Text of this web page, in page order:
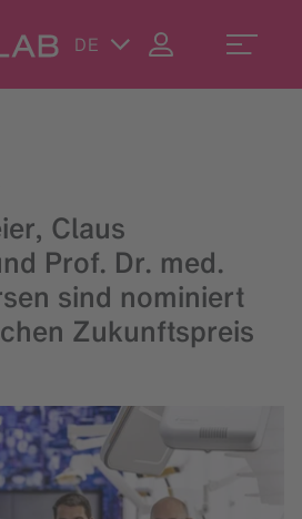
DE
Claus
Prof. Dr. med.
sind nominiert
Zukunftspreis